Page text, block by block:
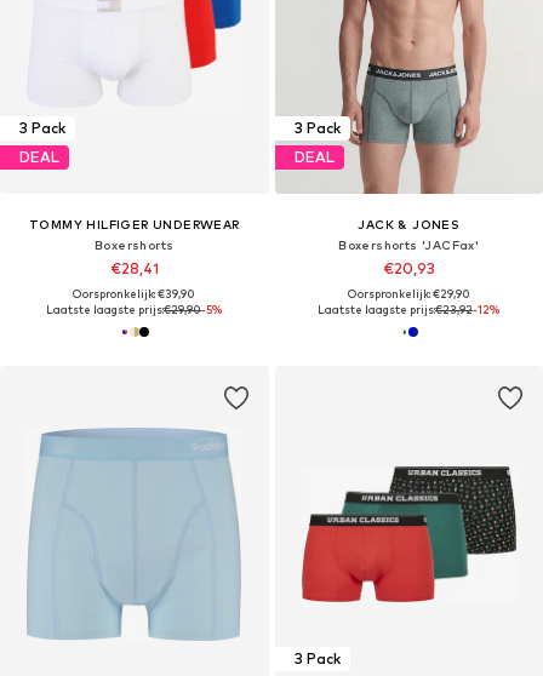
3 Pack
DEAL
TOMMY HILFIGER UNDERWEAR
Boxershorts
€28,41
Oorspronkelijk: €39,90
Laatste laagste prijs:€29,90-5%
3 Pack
DEAL
JACK & JONES
Boxershorts 'JACFax'
€20,93
Oorspronkelijk: €29,90
Laatste laagste prijs:€23,92-12%
3 Pack